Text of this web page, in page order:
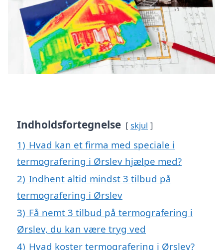
Indholdsfortegnelse skjul
1) Hvad kan et firma med speciale i
termografering i Ørslev hjælpe med?
2) Indhent altid mindst 3 tilbud på
termografering i Ørslev
3) Få nemt 3 tilbud på termografering i
Ørslev, du kan være tryg ved
4) Hvad koster termografering i Ørslev?